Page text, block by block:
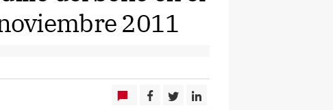
2011